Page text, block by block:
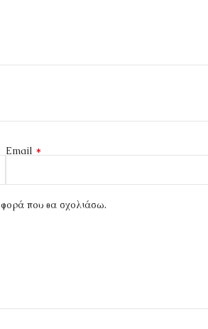
Email *
φορά που θα σχολιάσω.